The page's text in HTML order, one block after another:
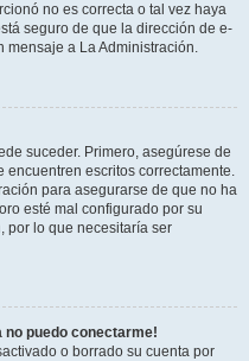
no es correcta o tal vez haya
seguro de que la dirección de e-
mensaje a La Administración.
suceder. Primero, asegúrese de
encuentren escritos correctamente.
para asegurarse de que no ha
esté mal configurado por su
por lo que necesitaría ser
no puedo conectarme!
o borrado su cuenta por